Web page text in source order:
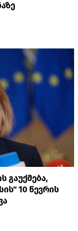
გაუქმება,
10 წევრის